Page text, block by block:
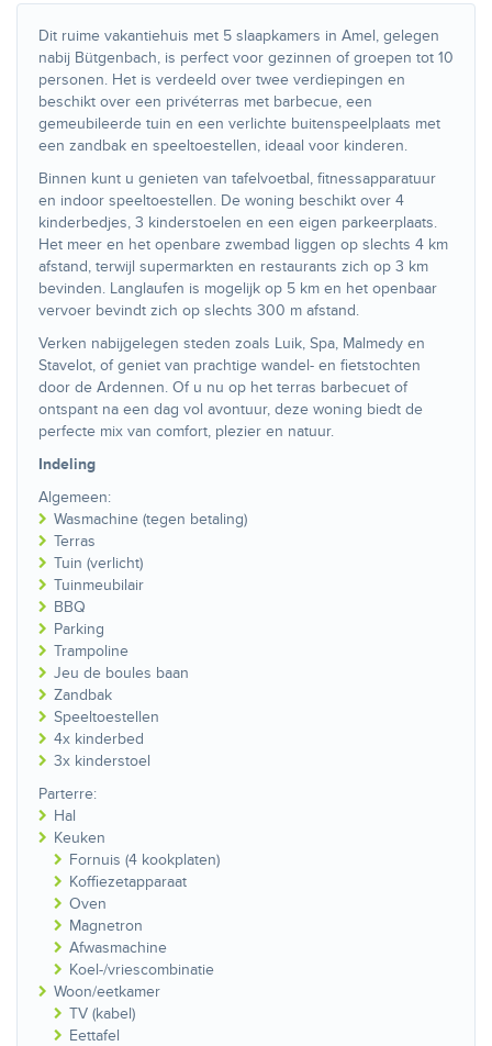
Dit ruime vakantiehuis met 5 slaapkamers in Amel, gelegen
nabij Bütgenbach, is perfect voor gezinnen of groepen tot 10
personen. Het is verdeeld over twee verdiepingen en
beschikt over een privéterras met barbecue, een
gemeubileerde tuin en een verlichte buitenspeelplaats met
een zandbak en speeltoestellen, ideaal voor kinderen.
Binnen kunt u genieten van tafelvoetbal, fitnessapparatuur
en indoor speeltoestellen. De woning beschikt over 4
kinderbedjes, 3 kinderstoelen en een eigen parkeerplaats.
Het meer en het openbare zwembad liggen op slechts 4 km
afstand, terwijl supermarkten en restaurants zich op 3 km
bevinden. Langlaufen is mogelijk op 5 km en het openbaar
vervoer bevindt zich op slechts 300 m afstand.
Verken nabijgelegen steden zoals Luik, Spa, Malmedy en
Stavelot, of geniet van prachtige wandel- en fietstochten
door de Ardennen. Of u nu op het terras barbecuet of
ontspant na een dag vol avontuur, deze woning biedt de
perfecte mix van comfort, plezier en natuur.
Indeling
Algemeen:
Wasmachine (tegen betaling)
Terras
Tuin (verlicht)
Tuinmeubilair
BBQ
Parking
Trampoline
Jeu de boules baan
Zandbak
Speeltoestellen
4x kinderbed
3x kinderstoel
Parterre:
Hal
Keuken
Fornuis (4 kookplaten)
Koffiezetapparaat
Oven
Magnetron
Afwasmachine
Koel-/vriescombinatie
Woon/eetkamer
TV (kabel)
Eettafel